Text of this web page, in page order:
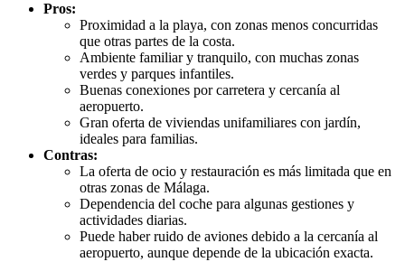
Pros:
Proximidad a la playa, con zonas menos concurridas
que otras partes de la costa.
Ambiente familiar y tranquilo, con muchas zonas
verdes y parques infantiles.
Buenas conexiones por carretera y cercanía al
aeropuerto.
Gran oferta de viviendas unifamiliares con jardín,
ideales para familias.
Contras:
La oferta de ocio y restauración es más limitada que en
otras zonas de Málaga.
Dependencia del coche para algunas gestiones y
actividades diarias.
Puede haber ruido de aviones debido a la cercanía al
aeropuerto, aunque depende de la ubicación exacta.